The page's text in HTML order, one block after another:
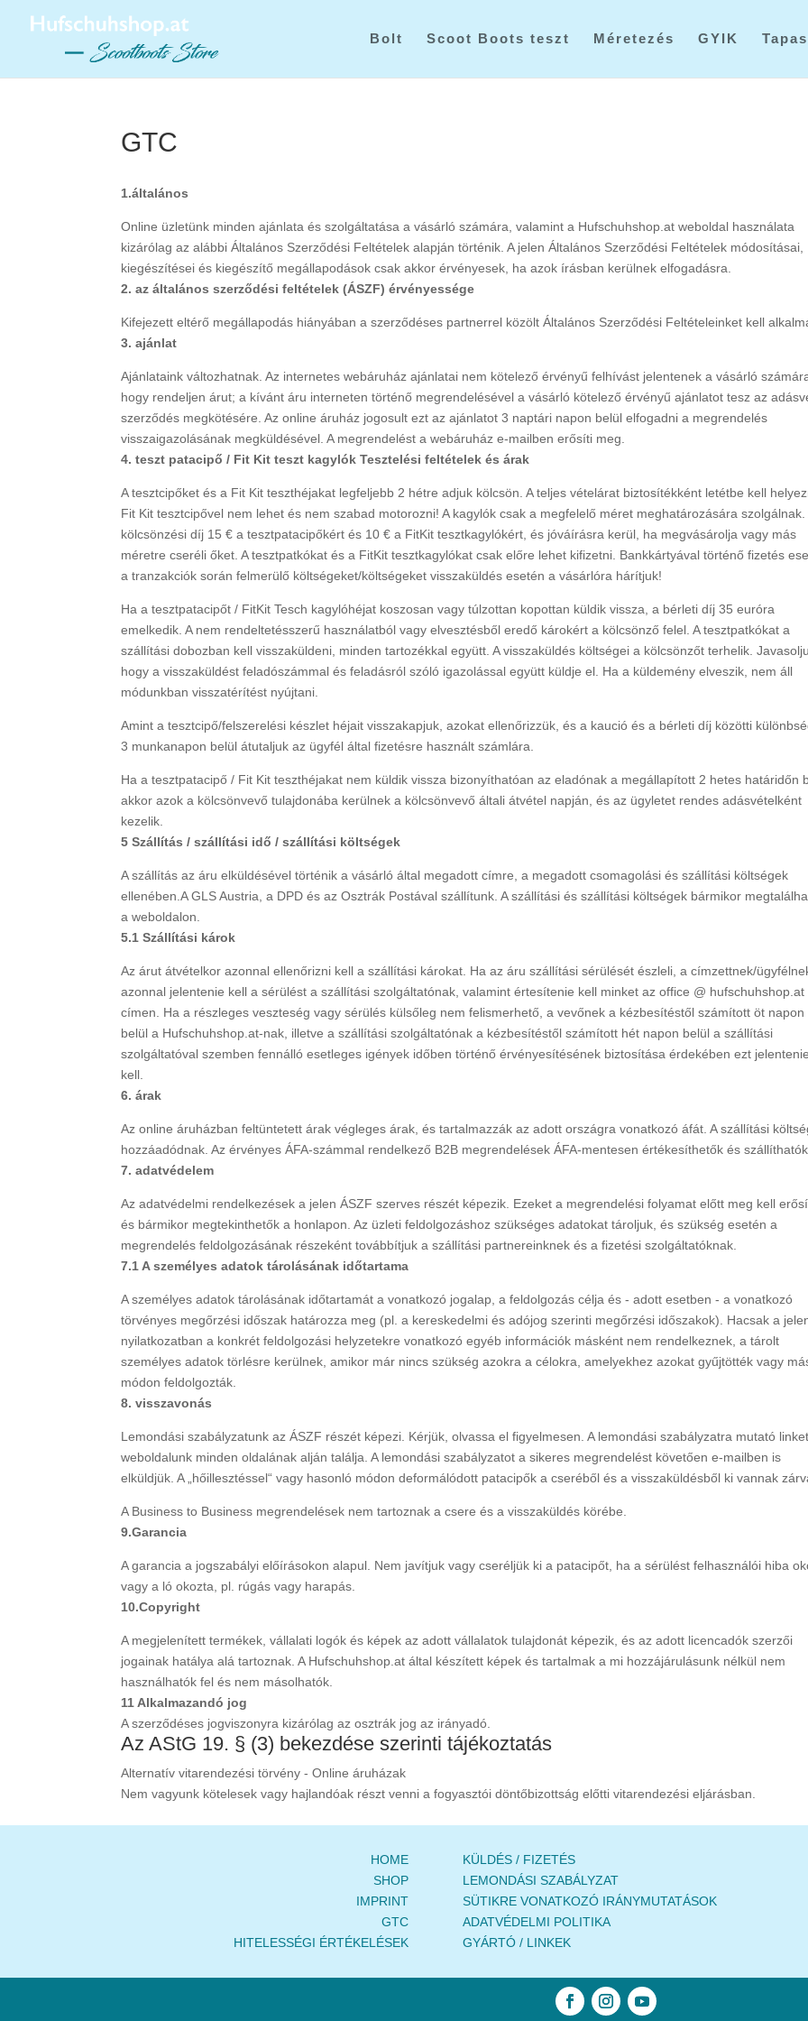
Bolt Scoot Boots teszt Méretezés GYIK
GTC
1.általános
Online üzletünk minden ajánlata és szolgáltatása a vásárló számára, valamint a Hufschuhshop.at weboldal használata
kizárólag az alábbi Általános Szerződési Feltételek alapján történik. A jelen Általános Szerződési Feltételek módosításai,
kiegészítései és kiegészítő megállapodások csak akkor érvényesek, ha azok írásban kerülnek elfogadásra.
2. az általános szerződési feltételek (ÁSZF) érvényessége
Kifejezett eltérő megállapodás hiányában a szerződéses partnerrel közölt Általános Szerződési Feltételeinket kell
3. ajánlat
Ajánlataink változhatnak. Az internetes webáruház ajánlatai nem kötelező érvényű felhívást jelentenek a vásárló
hogy rendeljen árut; a kívánt áru interneten történő megrendelésével a vásárló kötelező érvényű ajánlatot tesz az
szerződés megkötésére. Az online áruház jogosult ezt az ajánlatot 3 naptári napon belül elfogadni a megrendelés
visszaigazolásának megküldésével. A megrendelést a webáruház e-mailben erősíti meg.
4. teszt patacipő / Fit Kit teszt kagylók Tesztelési feltételek és árak
A tesztcipőket és a Fit Kit teszthéjakat legfeljebb 2 hétre adjuk kölcsön. A teljes vételárat biztosítékként letétbe kell
Fit Kit tesztcipővel nem lehet és nem szabad motorozni! A kagylók csak a megfelelő méret meghatározására szolgálnak.
kölcsönzési díj 15 € a tesztpatacipőkért és 10 € a FitKit tesztkagylókért, és jóváírásra kerül, ha megvásárolja vagy más
méretre cseréli őket. A tesztpatkókat és a FitKit tesztkagylókat csak előre lehet kifizetni. Bankkártyával történő fizetés
a tranzakciók során felmerülő költségeket/költségeket visszaküldés esetén a vásárlóra hárítjuk!
Ha a tesztpatacipőt / FitKit Tesch kagylóhéjat koszosan vagy túlzottan kopottan küldik vissza, a bérleti díj 35 euróra
emelkedik. A nem rendeltetésszerű használatból vagy elvesztésből eredő károkért a kölcsönző felel. A tesztpatkókat a
szállítási dobozban kell visszaküldeni, minden tartozékkal együtt. A visszaküldés költségei a kölcsönzőt terhelik.
hogy a visszaküldést feladószámmal és feladásról szóló igazolással együtt küldje el. Ha a küldemény elveszik, nem áll
módunkban visszatérítést nyújtani.
Amint a tesztcipő/felszerelési készlet héjait visszakapjuk, azokat ellenőrizzük, és a kaució és a bérleti díj közötti
3 munkanapon belül átutaljuk az ügyfél által fizetésre használt számlára.
Ha a tesztpatacipő / Fit Kit teszthéjakat nem küldik vissza bizonyíthatóan az eladónak a megállapított 2 hetes határidőn
akkor azok a kölcsönvevő tulajdonába kerülnek a kölcsönvevő általi átvétel napján, és az ügyletet rendes adásvételként
kezelik.
5 Szállítás / szállítási idő / szállítási költségek
A szállítás az áru elküldésével történik a vásárló által megadott címre, a megadott csomagolási és szállítási költségek
ellenében.A GLS Austria, a DPD és az Osztrák Postával szállítunk. A szállítási és szállítási költségek bármikor
a weboldalon.
5.1 Szállítási károk
Az árut átvételkor azonnal ellenőrizni kell a szállítási károkat. Ha az áru szállítási sérülését észleli, a címzettnek/
azonnal jelentenie kell a sérülést a szállítási szolgáltatónak, valamint értesítenie kell minket az office @ hufschuhshop.at
címen. Ha a részleges veszteség vagy sérülés külsőleg nem felismerhető, a vevőnek a kézbesítéstől számított öt napon
belül a Hufschuhshop.at-nak, illetve a szállítási szolgáltatónak a kézbesítéstől számított hét napon belül a szállítási
szolgáltatóval szemben fennálló esetleges igények időben történő érvényesítésének biztosítása érdekében ezt jelentenie
kell.
6. árak
Az online áruházban feltüntetett árak végleges árak, és tartalmazzák az adott országra vonatkozó áfát. A szállítási
hozzáadódnak. Az érvényes ÁFA-számmal rendelkező B2B megrendelések ÁFA-mentesen értékesíthetők és szállíthatók.
7. adatvédelem
Az adatvédelmi rendelkezések a jelen ÁSZF szerves részét képezik. Ezeket a megrendelési folyamat előtt meg kell
és bármikor megtekinthetők a honlapon. Az üzleti feldolgozáshoz szükséges adatokat tároljuk, és szükség esetén a
megrendelés feldolgozásának részeként továbbítjuk a szállítási partnereinknek és a fizetési szolgáltatóknak.
7.1 A személyes adatok tárolásának időtartama
A személyes adatok tárolásának időtartamát a vonatkozó jogalap, a feldolgozás célja és - adott esetben - a vonatkozó
törvényes megőrzési időszak határozza meg (pl. a kereskedelmi és adójog szerinti megőrzési időszakok). Hacsak a
nyilatkozatban a konkrét feldolgozási helyzetekre vonatkozó egyéb információk másként nem rendelkeznek, a tárolt
személyes adatok törlésre kerülnek, amikor már nincs szükség azokra a célokra, amelyekhez azokat gyűjtötték vagy
módon feldolgozták.
8. visszavonás
Lemondási szabályzatunk az ÁSZF részét képezi. Kérjük, olvassa el figyelmesen. A lemondási szabályzatra mutató linket
weboldalunk minden oldalának alján találja. A lemondási szabályzatot a sikeres megrendelést követően e-mailben is
elküldjük. A „hőillesztéssel“ vagy hasonló módon deformálódott patacipők a cseréből és a visszaküldésből ki vannak
A Business to Business megrendelések nem tartoznak a csere és a visszaküldés körébe.
9.Garancia
A garancia a jogszabályi előírásokon alapul. Nem javítjuk vagy cseréljük ki a patacipőt, ha a sérülést felhasználói hiba
vagy a ló okozta, pl. rúgás vagy harapás.
10.Copyright
A megjelenített termékek, vállalati logók és képek az adott vállalatok tulajdonát képezik, és az adott licencadók szerzői
jogainak hatálya alá tartoznak. A Hufschuhshop.at által készített képek és tartalmak a mi hozzájárulásunk nélkül nem
használhatók fel és nem másolhatók.
11 Alkalmazandó jog
A szerződéses jogviszonyra kizárólag az osztrák jog az irányadó.
Az AStG 19. § (3) bekezdése szerinti tájékoztatás
Alternatív vitarendezési törvény - Online áruházak
Nem vagyunk kötelesek vagy hajlandóak részt venni a fogyasztói döntőbizottság előtti vitarendezési eljárásban.
HOME
SHOP
IMPRINT
GTC
HITELESSÉGI ÉRTÉKELÉSEK
KÜLDÉS / FIZETÉS
LEMONDÁSI SZABÁLYZAT
SÜTIKRE VONATKOZÓ IRÁNYMUTATÁSOK
ADATVÉDELMI POLITIKA
GYÁRTÓ / LINKEK